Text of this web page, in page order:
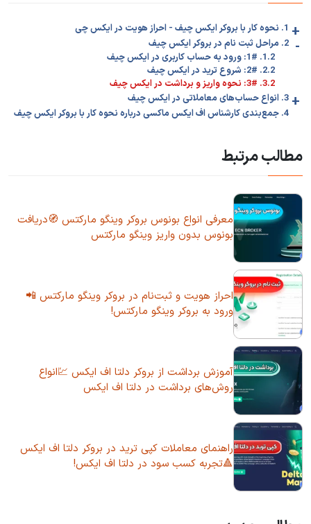
1. نحوه کار با بروکر ایکس چیف - احراز هویت در ایکس چی +
2. مراحل ثبت نام در بروکر ایکس چیف -
1.2. 1#: ورود به حساب کاربری در ایکس چیف
2.2. 2#: شروع ترید در ایکس چیف
3.2. 3#: نحوه واریز و برداشت در ایکس چیف
3. انواع حساب‌های معاملاتی در ایکس چیف +
4. جمع‌بندی کارشناس اف ایکس ماکسی درباره نحوه کار با بروکر ایکس چیف
مطالب مرتبط
معرفی انواع بونوس بروکر وینگو مارکتس 🧭دریافت
بونوس بدون واریز وینگو مارکتس
احراز هویت و ثبت‌نام در بروکر وینگو مارکتس 📲
ورود به بروکر وینگو مارکتس!
آموزش برداشت از بروکر دلتا اف ایکس 💹انواع
روش‌های برداشت در دلتا اف ایکس
راهنمای معاملات کپی ترید در بروکر دلتا اف ایکس
🔺تجربه کسب سود در دلتا اف ایکس!